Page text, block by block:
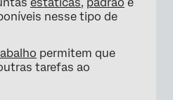
nesse tipo de
permitem que
tarefas ao